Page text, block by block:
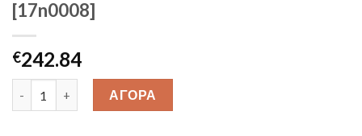
[17n0008]
€242.84
Λευκόχρυσο Κρεμαστό Van Cleef K9 [17n0008] quantity
ΑΓΟΡΑ